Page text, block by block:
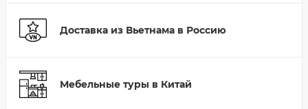
Доставка из Вьетнама в Россию
Мебельные туры в Китай